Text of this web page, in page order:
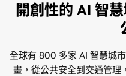
開創性的 AI 智
全球有 800 多家 AI 智慧城
畫，從公共安全到交通管理